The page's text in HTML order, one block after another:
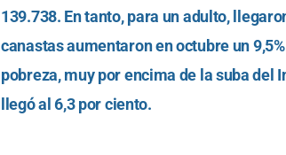
139.738. En tanto, para un adulto,
canastas aumentaron en octubre un
pobreza, muy por encima de la suba del
llegó al 6,3 por ciento.